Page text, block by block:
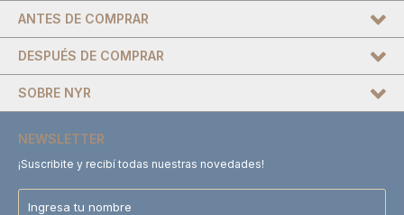
DESPUÉS DE COMPRAR
SOBRE NYR
ANTES DE COMPRAR
NEWSLETTER
¡Suscribite y recibí todas nuestras novedades!